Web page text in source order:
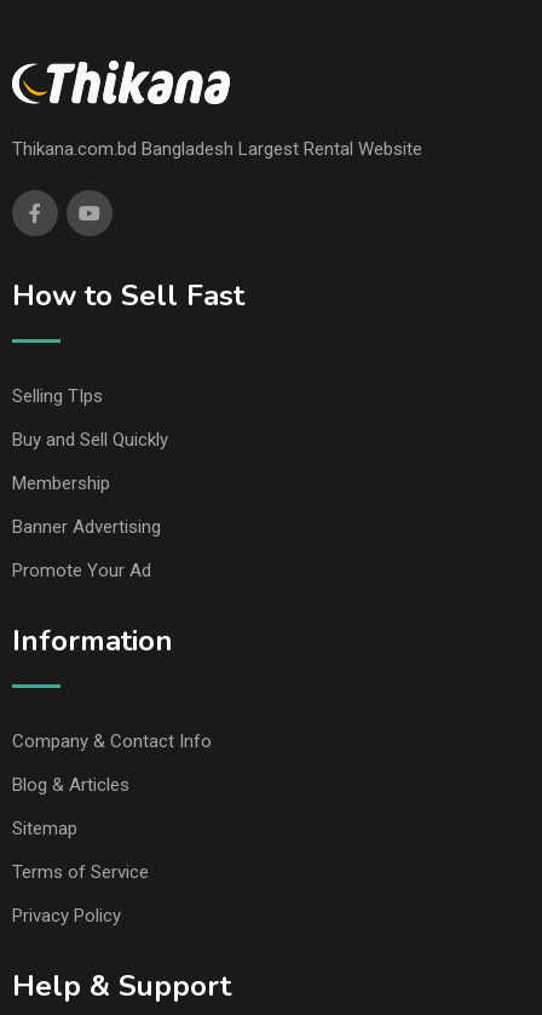
Thikana.com.bd Bangladesh Largest Rental Website
How to Sell Fast
Selling TIps
Buy and Sell Quickly
Membership
Banner Advertising
Promote Your Ad
Information
Company & Contact Info
Blog & Articles
Sitemap
Terms of Service
Privacy Policy
Help & Support